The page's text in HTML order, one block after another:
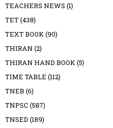
TEACHERS NEWS (1)
TET(438)
TEXT BOOK(90)
THIRAN (2)
THIRAN HAND BOOK(5)
TIME TABLE (112)
TNEB (6)
TNPSC (587)
TNSED (189)